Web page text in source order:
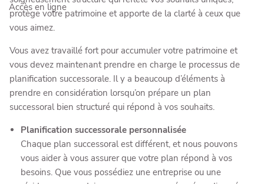
Accès en ligne
protège votre patrimoine et apporte de la clarté à ceux que
vous aimez.
Vous avez travaillé fort pour accumuler votre patrimoine et
vous devez maintenant prendre en charge le processus de
planification successorale. Il y a beaucoup d’éléments à
prendre en considération lorsqu’on prépare un plan
successoral bien structuré qui répond à vos souhaits.
Planification successorale personnalisée
Chaque plan successoral est différent, et nous pouvons
vous aider à vous assurer que votre plan répond à vos
besoins. Que vous possédiez une entreprise ou une